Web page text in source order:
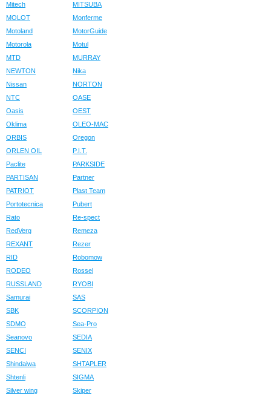
Mitech
MITSUBA
MOLOT
Monferme
Motoland
MotorGuide
Motorola
Motul
MTD
MURRAY
NEWTON
Nika
Nissan
NORTON
NTC
OASE
Oasis
OEST
Oklima
OLEO-MAC
ORBIS
Oregon
ORLEN OIL
P.I.T.
Paclite
PARKSIDE
PARTISAN
Partner
PATRIOT
Plast Team
Portotecnica
Pubert
Rato
Re-spect
RedVerg
Remeza
REXANT
Rezer
RID
Robomow
RODEO
Rossel
RUSSLAND
RYOBI
Samurai
SAS
SBK
SCORPION
SDMO
Sea-Pro
Seanovo
SEDIA
SENCI
SENIX
Shindaiwa
SHTAPLER
Shtenli
SIGMA
Silver wing
Skiper